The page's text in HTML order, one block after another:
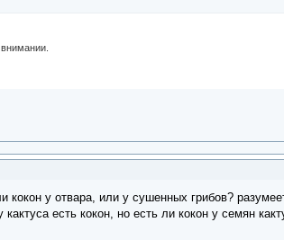
кокон у отвара, или у сушенных грибов?
есть кокон, но есть ли кокон у семян